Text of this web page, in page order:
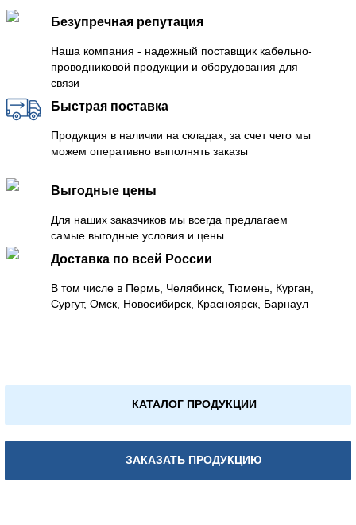
Безупречная репутация
Наша компания - надежный поставщик кабельно-
проводниковой продукции и оборудования для
связи
Быстрая поставка
Продукция в наличии на складах, за счет чего мы
можем оперативно выполнять заказы
Выгодные цены
Для наших заказчиков мы всегда предлагаем
самые выгодные условия и цены
Доставка по всей России
В том числе в Пермь, Челябинск, Тюмень, Курган,
Сургут, Омск, Новосибирск, Красноярск, Барнаул
КАТАЛОГ ПРОДУКЦИИ
ЗАКАЗАТЬ ПРОДУКЦИЮ